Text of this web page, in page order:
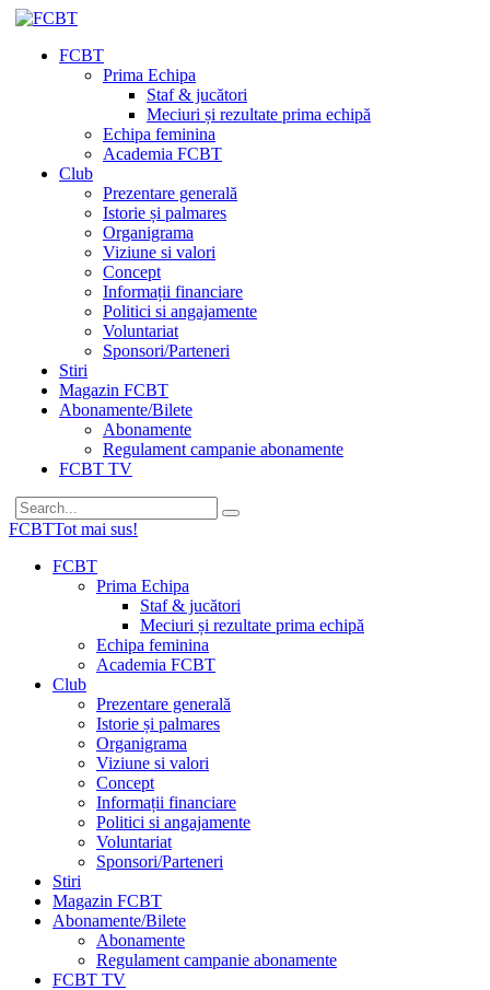
FCBT
Prima Echipa
Staf & jucători
Meciuri și rezultate prima echipă
Echipa feminina
Academia FCBT
Club
Prezentare generală
Istorie și palmares
Organigrama
Viziune si valori
Concept
Informații financiare
Politici si angajamente
Voluntariat
Sponsori/Parteneri
Stiri
Magazin FCBT
Abonamente/Bilete
Abonamente
Regulament campanie abonamente
FCBT TV
FCBTTot mai sus!
FCBT
Prima Echipa
Staf & jucători
Meciuri și rezultate prima echipă
Echipa feminina
Academia FCBT
Club
Prezentare generală
Istorie și palmares
Organigrama
Viziune si valori
Concept
Informații financiare
Politici si angajamente
Voluntariat
Sponsori/Parteneri
Stiri
Magazin FCBT
Abonamente/Bilete
Abonamente
Regulament campanie abonamente
FCBT TV